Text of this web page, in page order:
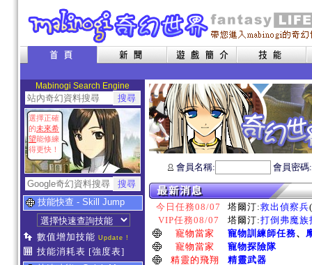
Mabinogi Search Engine
選擇正確
的未來希
望能修練
得更快！
技能快查 - Skill Jump
數值增加技能 Update !
技能消耗表 [強度表]
會員名稱: 會員密
今日任務08/07 塔爾汀:救出偵察兵
VIP任務08/07
塔爾汀:打倒弗魔
寵物當家
寵物訓練師任務、
寵物當家
寵物探險隊
精靈的飛翔
精靈武器